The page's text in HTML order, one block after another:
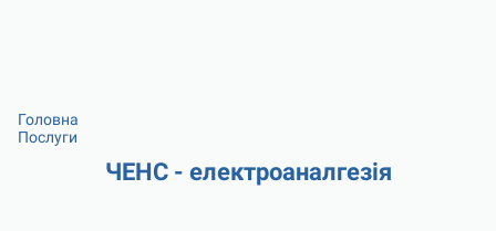
Головна
Послуги
ЧЕНС - електроаналгезія